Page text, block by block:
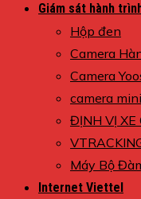
Giám sát hành
Hộp đen
Camera
Camera
camera mini
ĐỊNH VỊ XE
Máy Bộ
Internet Viettel